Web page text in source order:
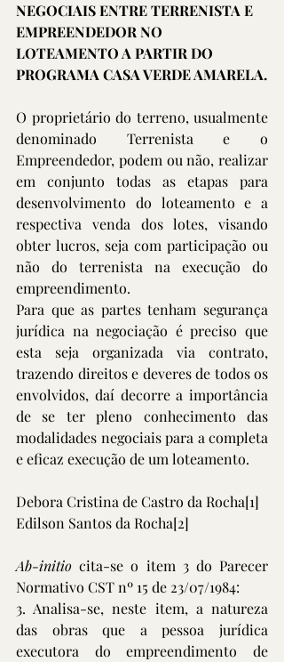
NEGOCIAIS ENTRE TERRENISTA E
EMPREENDEDOR NO
LOTEAMENTO A PARTIR DO
PROGRAMA CASA VERDE AMARELA.
O proprietário do terreno, usualmente
denominado Terrenista e o
Empreendedor, podem ou não, realizar
em conjunto todas as etapas para
desenvolvimento do loteamento e a
respectiva venda dos lotes, visando
obter lucros, seja com participação ou
não do terrenista na execução do
empreendimento.
Para que as partes tenham segurança
jurídica na negociação é preciso que
esta seja organizada via contrato,
trazendo direitos e deveres de todos os
envolvidos, daí decorre a importância
de se ter pleno conhecimento das
modalidades negociais para a completa
e eficaz execução de um loteamento.
Debora Cristina de Castro da Rocha[1]
Edilson Santos da Rocha[2]
Ab-initio cita-se o item 3 do Parecer
Normativo CST nº 15 de 23/07/1984:
3. Analisa-se, neste item, a natureza
das obras que a pessoa jurídica
executora do empreendimento de